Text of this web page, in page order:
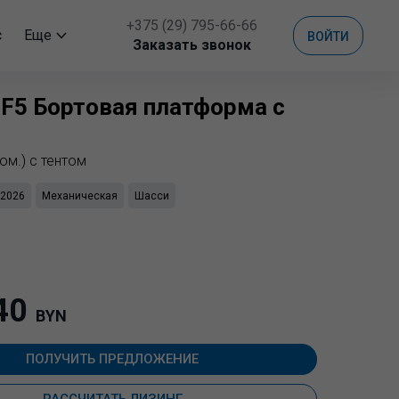
Еще
+375 (29) 795-66-66
Заказать звонок
ВОЙТИ
Бортовая платформа с
с тентом
2026 Механическая Шасси
BYN
ПОЛУЧИТЬ ПРЕДЛОЖЕНИЕ